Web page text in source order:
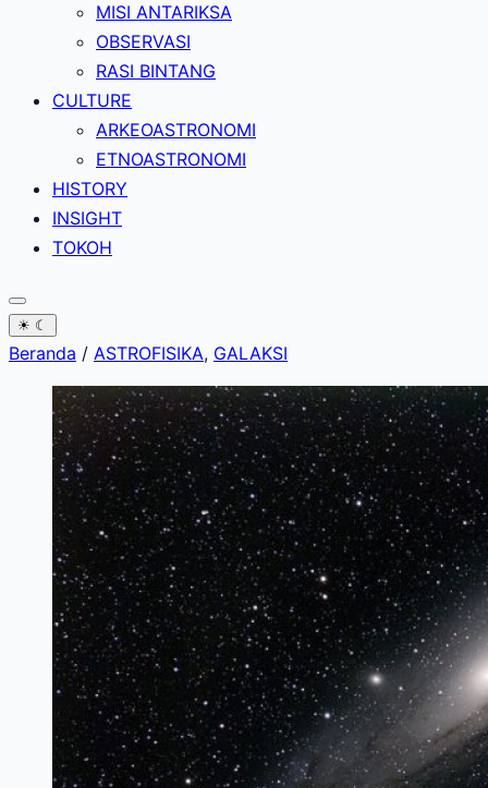
MISI ANTARIKSA
OBSERVASI
RASI BINTANG
CULTURE
ARKEOASTRONOMI
ETNOASTRONOMI
HISTORY
INSIGHT
TOKOH
☀ ☾
Beranda / ASTROFISIKA, GALAKSI